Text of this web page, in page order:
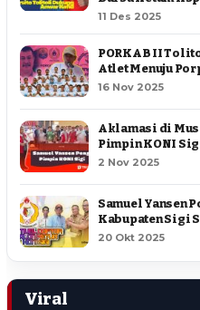
11 Des 2025
PORKAB II
Atlet Menuju
16 Nov 2025
Aklamasi di
Pimpin KONI
2 Nov 2025
Samuel Yansen
Kabupaten Sigi
20 Okt 2025
Viral